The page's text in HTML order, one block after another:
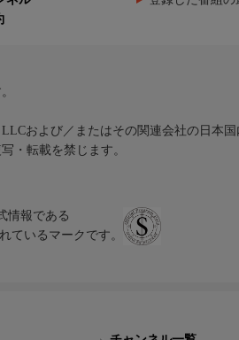
および／またはその関連会社の日本
・転載を禁じます。
情報である
ているマークです。